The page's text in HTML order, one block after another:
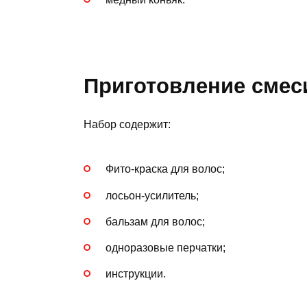
Приготовление
Набор содержит:
Фито-краска для волос;
лосьон-усилитель;
бальзам для волос;
одноразовые перчатки;
инструкции.